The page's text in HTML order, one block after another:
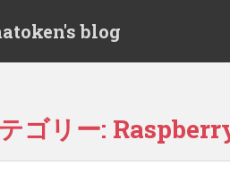
blog
ゴリー: